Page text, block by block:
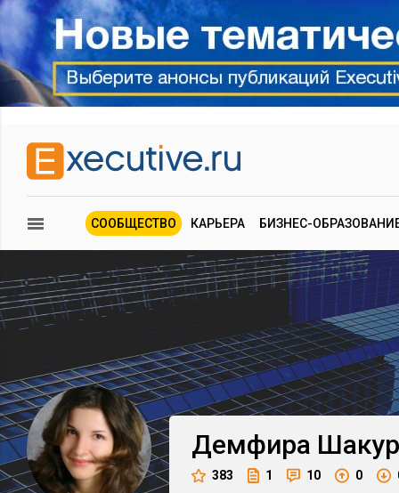
СООБЩЕСТВО КАРЬЕРА БИЗНЕС-
Демфира
383 1 10 0